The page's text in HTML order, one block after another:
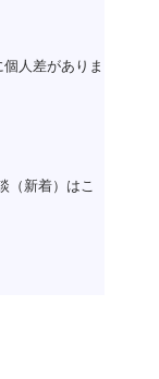
人差がありま
（新着）はこ